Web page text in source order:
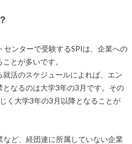
ンターで受験するSPIは、企業への
とが多いです。
活のスケジュールによれば、エン
となるのは大学3年の3月です。その
く大学3年の3月以降となることが
ど、経団連に所属していない企業